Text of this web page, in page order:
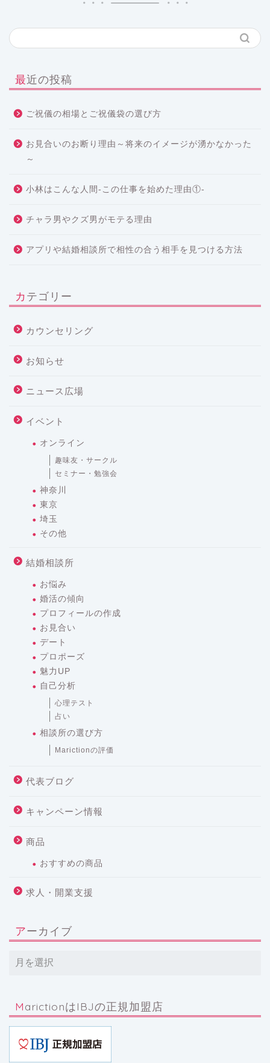
最近の投稿
ご祝儀の相場とご祝儀袋の選び方
お見合いのお断り理由～将来のイメージが湧かなかった
～
小林はこんな人間-この仕事を始めた理由①-
チャラ男やクズ男がモテる理由
アプリや結婚相談所で相性の合う相手を見つける方法
カテゴリー
カウンセリング
お知らせ
ニュース広場
イベント
オンライン
趣味友・サークル
セミナー・勉強会
神奈川
東京
埼玉
その他
結婚相談所
お悩み
婚活の傾向
プロフィールの作成
お見合い
デート
プロポーズ
魅力UP
自己分析
心理テスト
占い
相談所の選び方
Marictionの評価
代表ブログ
キャンペーン情報
商品
おすすめの商品
求人・開業支援
アーカイブ
MarictionはIBJの正規加盟店